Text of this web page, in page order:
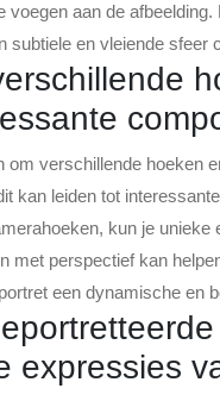
voegen aan de
subtiele en vleiende
om verschillende hoeken
kan leiden tot
kun je
met perspectief kan
een dynamische en
expressies